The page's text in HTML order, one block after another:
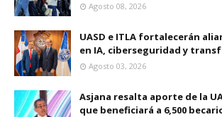
Agosto 08, 2026
UASD e ITLA fortalecerán
en IA, ciberseguridad y
Agosto 03, 2026
Asjana resalta aporte de la
que beneficiará a 6,500